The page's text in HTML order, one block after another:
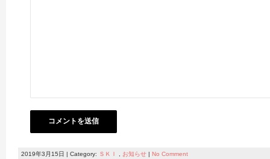
2019年3月15日 | Category: ＳＫＩ お知らせ | No Comment